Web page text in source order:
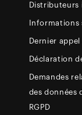
Distributeurs
Informations
Dernier
Déclaration
Demandes
des données
RGPD